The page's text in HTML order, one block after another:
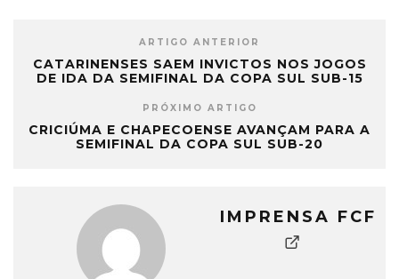
ARTIGO ANTERIOR
CATARINENSES SAEM INVICTOS NOS JOGOS
DE IDA DA SEMIFINAL DA COPA SUL SUB-15
PRÓXIMO ARTIGO
CRICIÚMA E CHAPECOENSE AVANÇAM PARA A
SEMIFINAL DA COPA SUL SUB-20
IMPRENSA FCF